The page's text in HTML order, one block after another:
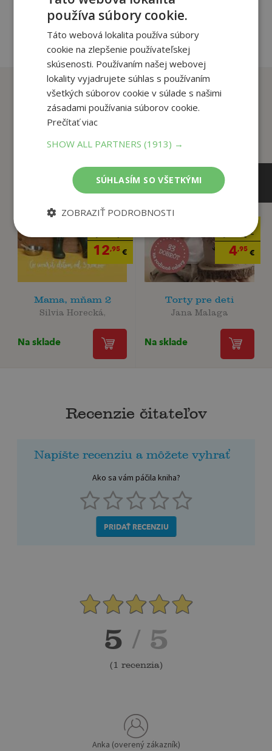
Zákazníci, ktorí si kúpili
tento titul si tiež kúpili
12,95€
Mama, mňam 2
Silvia Horecká,
Na sklade
€
4,95€
Torty pre deti
Jana Malaga
Na sklade
Recenzie čitateľov
Napíšte recenziu a môžete vyhrať
Ako sa vám páčila kniha?
PRIDAŤ RECENZIU
5 / 5
(1 recenzia)
Anka (overený zákazník)
používa súbory cookie.
Táto webová lokalita používa súbory
cookie na zlepšenie používateľskej
skúsenosti. Používaním našej webovej
lokality vyjadrujete súhlas s používaním
všetkých súborov cookie v súlade s našimi
zásadami používania súborov cookie.
Prečítať viac
SHOW ALL PARTNERS(1913) →
SÚHLASÍM SO VŠETKÝMI
ZOBRAZIŤ PODROBNOSTI